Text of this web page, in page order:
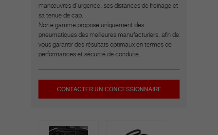
manœuvres d’urgence, ses distances de freinage et
sa tenue de cap.
Norte gamme propose uniquement des
pneumatiques des meilleures manufacturiers, afin de
vous garantir des résultats optimaux en termes de
performances et sécurité de conduite.
CONTACTER UN CONCESSIONNAIRE